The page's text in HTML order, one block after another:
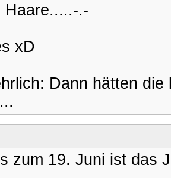
Haare.....-.-
xD
Dann hätten
zum 19. Juni ist das